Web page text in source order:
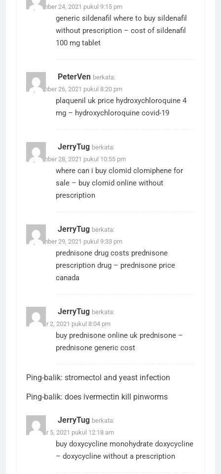
September 24, 2021 pukul 9:15 pm
generic sildenafil where to buy sildenafil
without prescription – cost of sildenafil
100 mg tablet
PeterVen berkata:
September 26, 2021 pukul 8:20 pm
plaquenil uk price hydroxychloroquine 4
mg – hydroxychloroquine covid-19
JerryTug berkata:
September 28, 2021 pukul 10:55 pm
where can i buy clomid clomiphene for
sale – buy clomid online without
prescription
JerryTug berkata:
September 29, 2021 pukul 9:33 pm
prednisone drug costs prednisone
prescription drug – prednisone price
canada
JerryTug berkata:
Oktober 2, 2021 pukul 8:04 pm
buy prednisone online uk prednisone –
prednisone generic cost
Ping-balik: stromectol and yeast infection
Ping-balik: does ivermectin kill pinworms
JerryTug berkata:
Oktober 5, 2021 pukul 12:18 am
buy doxycycline monohydrate doxycycline
– doxycycline without a prescription